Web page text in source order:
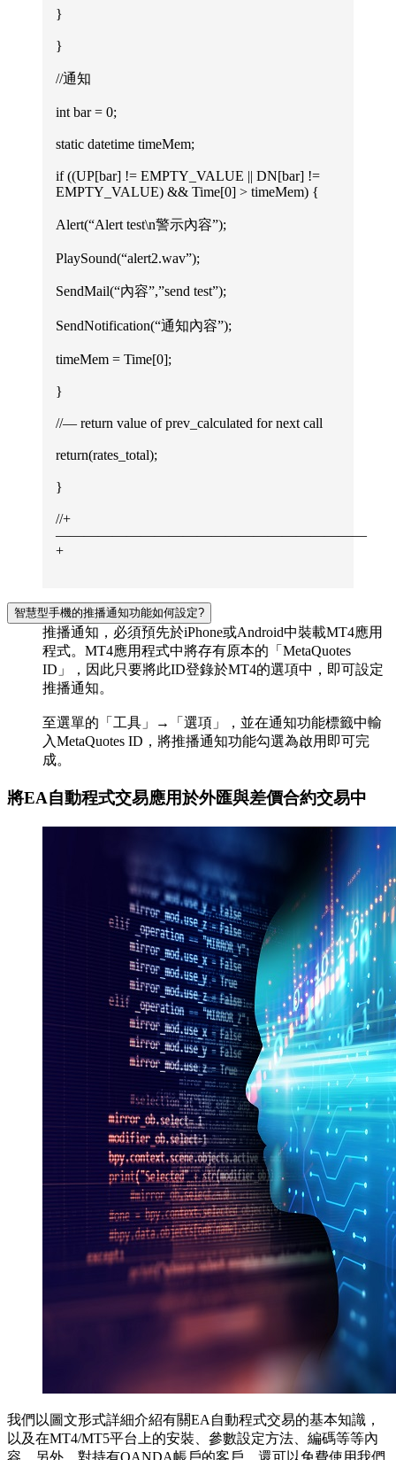
}
}
//通知
int bar = 0;
static datetime timeMem;
if ((UP[bar] != EMPTY_VALUE || DN[bar] !=
EMPTY_VALUE) && Time[0] > timeMem) {
Alert(“Alert test\n警示內容”);
PlaySound(“alert2.wav”);
SendMail(“內容”,”send test”);
SendNotification(“通知內容”);
timeMem = Time[0];
}
//— return value of prev_calculated for next call
return(rates_total);
}
//+
——————————————————————
+
智慧型手機的推播通知功能如何設定?
推播通知，必須預先於iPhone或Android中裝載MT4應用
程式。MT4應用程式中將存有原本的「MetaQuotes
ID」，因此只要將此ID登錄於MT4的選項中，即可設定
推播通知。
至選單的「工具」→「選項」，並在通知功能標籤中輸
入MetaQuotes ID，將推播通知功能勾選為啟用即可完
成。
將EA自動程式交易應用於外匯與差價合約交易中
我們以圖文形式詳細介紹有關EA自動程式交易的基本知識，
以及在MT4/MT5平台上的安裝、參數設定方法、編碼等等內
容。另外，對持有OANDA帳戶的客戶，還可以免費使用我們